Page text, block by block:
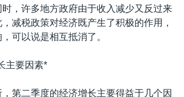
，许多地方政府由于收入减少又反过来
减税政策对经济既产生了积极的作用，
可以说是相互抵消了。
主要因素*
第二季度的经济增长主要得益于几个因